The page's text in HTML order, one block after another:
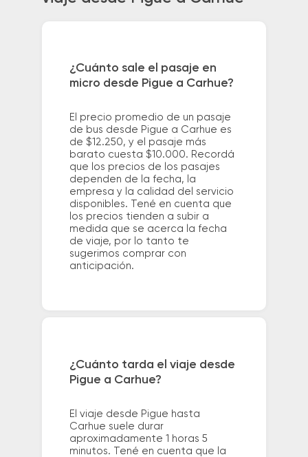
¿Cuánto sale el pasaje en
micro desde Pigue a Carhue?
El precio promedio de un pasaje
de bus desde Pigue a Carhue es
de $12.250, y el pasaje más
barato cuesta $10.000. Recordá
que los precios de los pasajes
dependen de la fecha, la
empresa y la calidad del servicio
disponibles. Tené en cuenta que
los precios tienden a subir a
medida que se acerca la fecha
de viaje, por lo tanto te
sugerimos comprar con
anticipación.
¿Cuánto tarda el viaje desde
Pigue a Carhue?
El viaje desde Pigue hasta
Carhue suele durar
aproximadamente 1 horas 5
minutos. Tené en cuenta que la